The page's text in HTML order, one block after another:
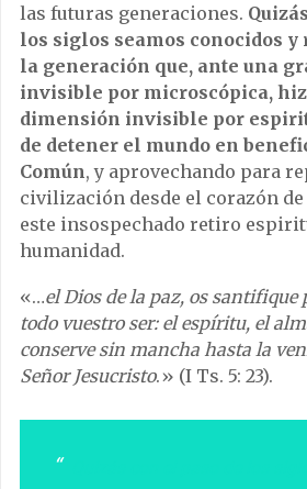
las futuras generaciones.
los siglos seamos conocidos y
la generación que, ante una
invisible por microscópica,
dimensión invisible por
de detener el mundo en
Común, y aprovechando para
civilización desde el corazón de
este insospechado retiro
humanidad.
«…el Dios de la paz, os santifique
todo vuestro ser: el espíritu, el
conserve sin mancha hasta la
Señor Jesucristo.» (I Ts. 5: 23).